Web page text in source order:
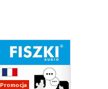
Promocja